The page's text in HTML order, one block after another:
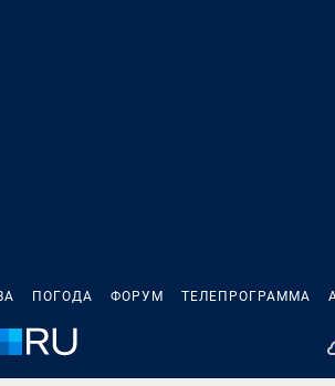
ПОГОДА ФОРУМ ТЕЛЕПРОГРАММА